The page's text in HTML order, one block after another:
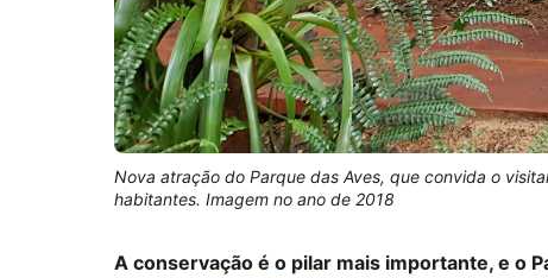
Nova atração do Parque das Aves, que convida o
habitantes. Imagem no ano de 2018
A conservação é o pilar mais importante, e o